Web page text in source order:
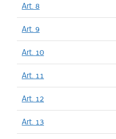
Art. 8
Art. 9
Art. 10
Art. 11
Art. 12
Art. 13